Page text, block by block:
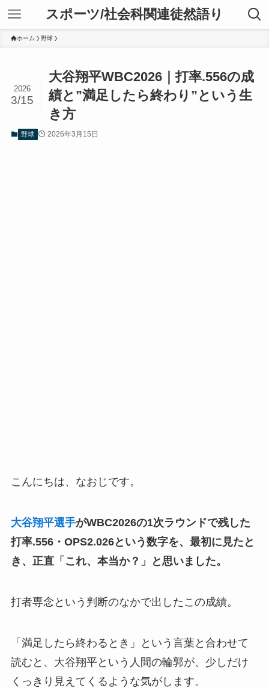
スポーツ/社会科関連徒然語り
ホーム 野球
大谷翔平WBC2026｜打率.556の成
績と”満足したら終わり”という生
き方
2026
3/15
野球 2026年3月15日
こんにちは、なおじです。
大谷翔平選手がWBC2026の1次ラウンドで残した
打率.556・OPS2.026という数字を、最初に見たと
き、正直「これ、本当か？」と思いました。
打者専念という判断のなかで出したこの成績。
「満足したら終わるとき」という言葉と合わせて
読むと、大谷翔平という人間の輪郭が、少しだけ
くっきり見えてくるような気がします。